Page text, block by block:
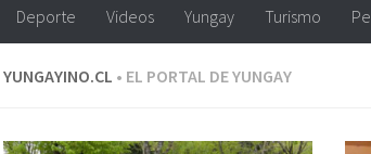
Deporte Videos Yungay Turismo
YUNGAYINO.CL • EL PORTAL DE YUNGAY